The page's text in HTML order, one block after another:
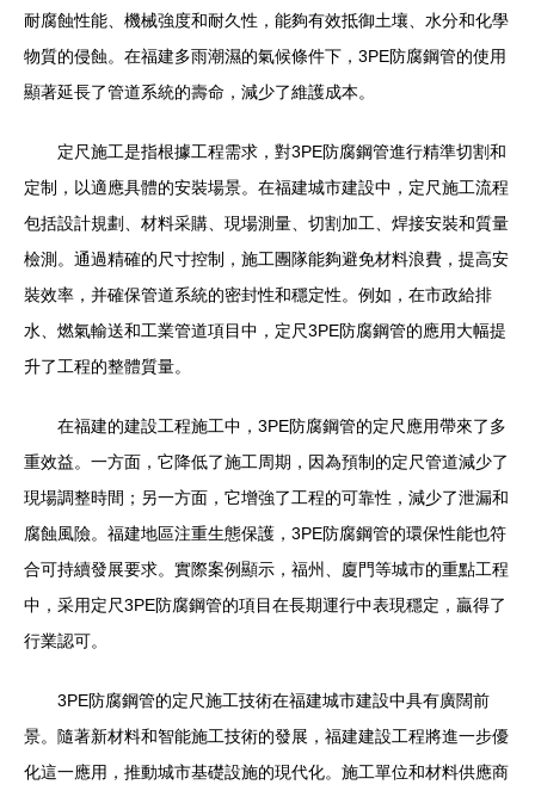
耐腐蝕性能、機械強度和耐久性，能夠有效抵御土壤、水分和化學
物質的侵蝕。在福建多雨潮濕的氣候條件下，3PE防腐鋼管的使用
顯著延長了管道系統的壽命，減少了維護成本。
定尺施工是指根據工程需求，對3PE防腐鋼管進行精準切割和
定制，以適應具體的安裝場景。在福建城市建設中，定尺施工流程
包括設計規劃、材料采購、現場測量、切割加工、焊接安裝和質量
檢測。通過精確的尺寸控制，施工團隊能夠避免材料浪費，提高安
裝效率，并確保管道系統的密封性和穩定性。例如，在市政給排
水、燃氣輸送和工業管道項目中，定尺3PE防腐鋼管的應用大幅提
升了工程的整體質量。
在福建的建設工程施工中，3PE防腐鋼管的定尺應用帶來了多
重效益。一方面，它降低了施工周期，因為預制的定尺管道減少了
現場調整時間；另一方面，它增強了工程的可靠性，減少了泄漏和
腐蝕風險。福建地區注重生態保護，3PE防腐鋼管的環保性能也符
合可持續發展要求。實際案例顯示，福州、廈門等城市的重點工程
中，采用定尺3PE防腐鋼管的項目在長期運行中表現穩定，贏得了
行業認可。
3PE防腐鋼管的定尺施工技術在福建城市建設中具有廣闊前
景。隨著新材料和智能施工技術的發展，福建建設工程將進一步優
化這一應用，推動城市基礎設施的現代化。施工單位和材料供應商